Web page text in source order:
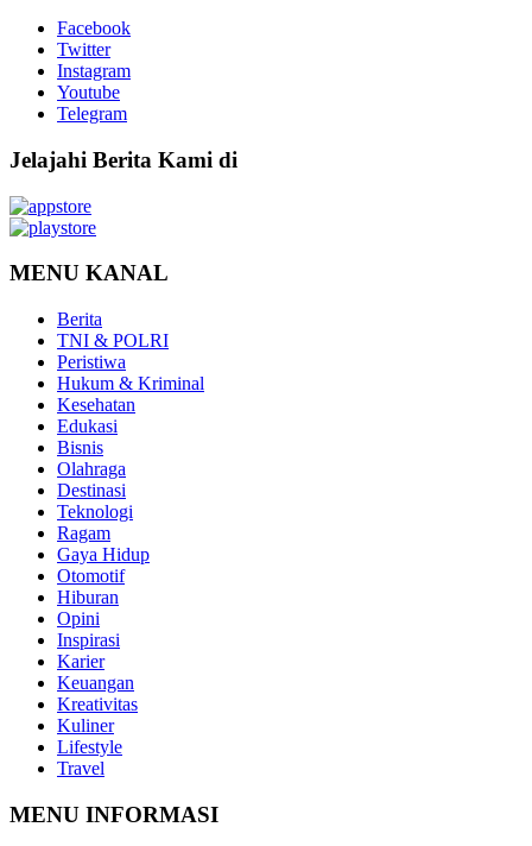
Facebook
Twitter
Instagram
Youtube
Telegram
Jelajahi Berita Kami di
MENU KANAL
Berita
TNI & POLRI
Peristiwa
Hukum & Kriminal
Kesehatan
Edukasi
Bisnis
Olahraga
Destinasi
Teknologi
Ragam
Gaya Hidup
Otomotif
Hiburan
Opini
Inspirasi
Karier
Keuangan
Kreativitas
Kuliner
Lifestyle
Travel
MENU INFORMASI